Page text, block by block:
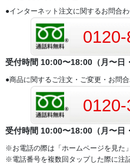
●インターネット注文に関するお問合
受付時間 10:00〜18:00（月〜日
●商品に関するご注文・ご変更・お問
受付時間 10:00〜18:00（月〜日
※お電話の際は「ホームページを見た
※電話番号を複数回タップした際に注